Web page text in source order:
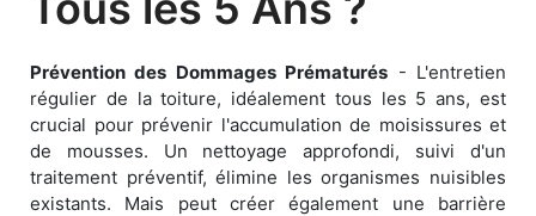
Prévention des Dommages Prématurés - L'entretien
régulier de la toiture, idéalement tous les 5 ans, est
crucial pour prévenir l'accumulation de moisissures et
de mousses. Un nettoyage approfondi, suivi d'un
traitement préventif, élimine les organismes nuisibles
existants. Mais peut créer également une barrière